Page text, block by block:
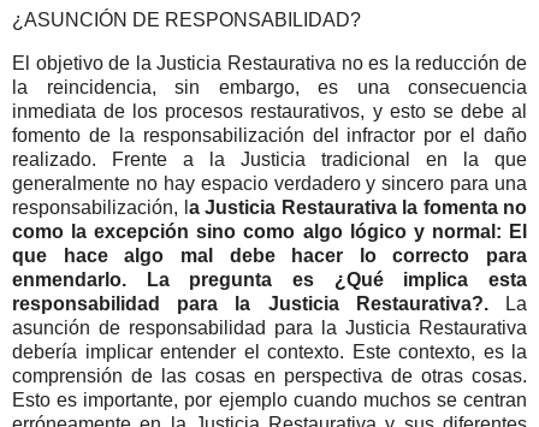
¿ASUNCIÓN DE RESPONSABILIDAD?
El objetivo de la Justicia Restaurativa no es la reducción de
la reincidencia, sin embargo, es una consecuencia
inmediata de los procesos restaurativos, y esto se debe al
fomento de la responsabilización del infractor por el daño
realizado. Frente a la Justicia tradicional en la que
generalmente no hay espacio verdadero y sincero para una
responsabilización, l a Justicia Restaurativa la fomenta no
como la excepción sino como algo lógico y normal: El
que hace algo mal debe hacer lo correcto para
enmendarlo. La pregunta es ¿Qué implica esta
responsabilidad para la Justicia Restaurativa?.La
asunción de responsabilidad para la Justicia Restaurativa
debería implicar entender el contexto. Este contexto, es la
comprensión de las cosas en perspectiva de otras cosas.
Esto es importante, por ejemplo cuando muchos se centran